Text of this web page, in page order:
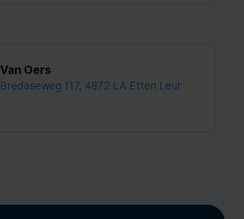
Van Oers
Bredaseweg 117, 4872 LA Etten Leur